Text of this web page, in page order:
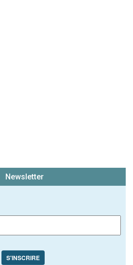
Newsletter
S'INSCRIRE